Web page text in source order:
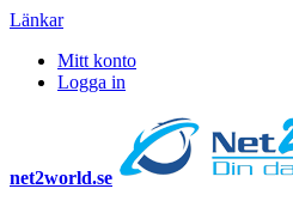
Länkar
Mitt konto
Logga in
net2world.se